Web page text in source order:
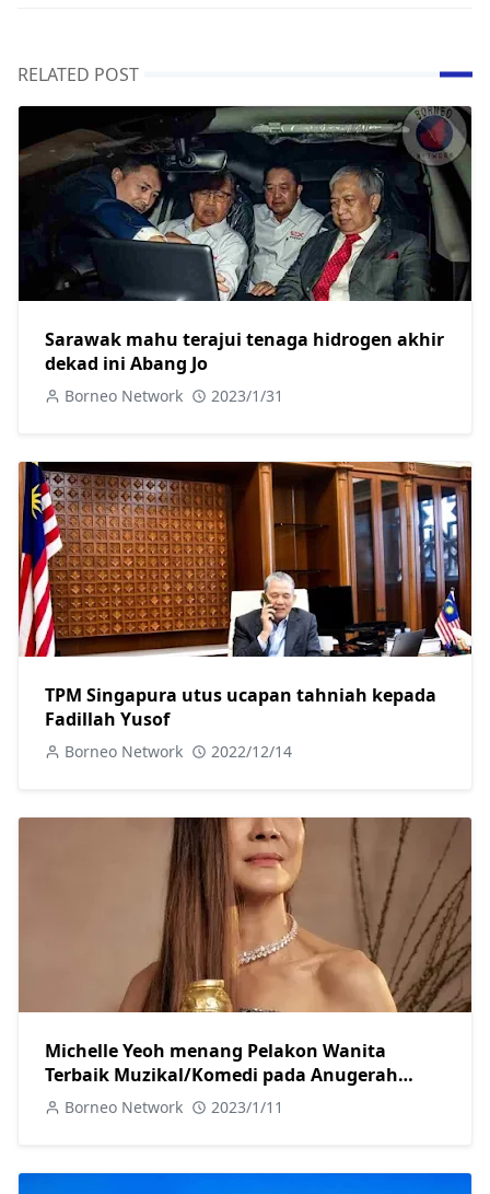
RELATED POST
Sarawak mahu terajui tenaga hidrogen akhir
dekad ini Abang Jo
Borneo Network 2023/1/31
TPM Singapura utus ucapan tahniah kepada
Fadillah Yusof
Borneo Network 2022/12/14
Michelle Yeoh menang Pelakon Wanita
Terbaik Muzikal/Komedi pada Anugerah
Golden Globe
Borneo Network 2023/1/11